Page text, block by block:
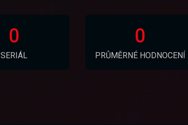
0
SERIÁL
0
PRŮMĚRNÉ HODNOCENÍ